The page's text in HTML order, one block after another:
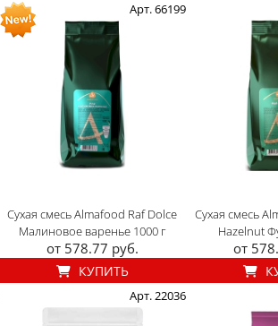
Арт. 66199
Сухая смесь Almafood Raf Dolce
Малиновое варенье 1000 г
от 578.77 руб.
КУПИТЬ
Сухая смесь
Hazelnut
от
Арт. 22036